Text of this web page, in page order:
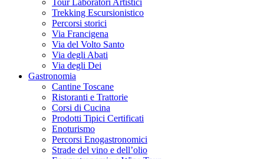
Tour Laboratori Artistici
Trekking Escursionistico
Percorsi storici
Via Francigena
Via del Volto Santo
Via degli Abati
Via degli Dei
Gastronomia
Cantine Toscane
Ristoranti e Trattorie
Corsi di Cucina
Prodotti Tipici Certificati
Enoturismo
Percorsi Enogastronomici
Strade del vino e dell’olio